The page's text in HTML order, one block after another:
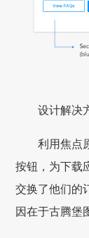
设计解决
利用焦点
按钮，为下载
交换了他们的
因在于古腾堡